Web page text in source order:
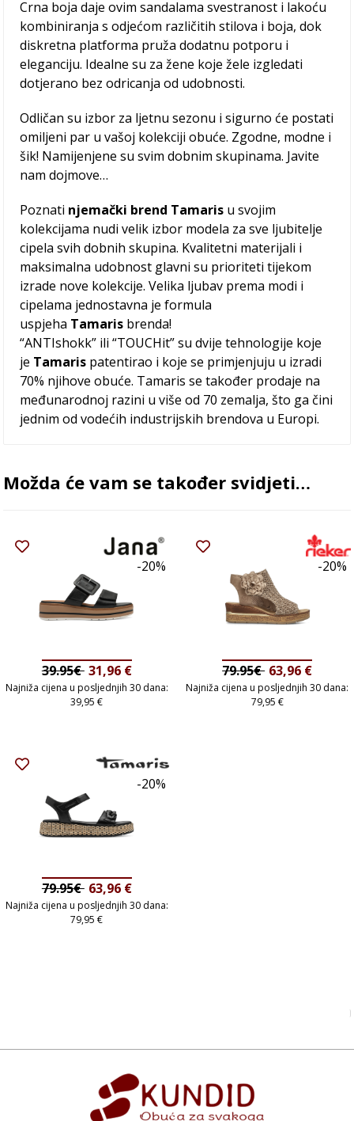
Crna boja daje ovim sandalama svestranost i lakoću
kombiniranja s odjećom različitih stilova i boja, dok
diskretna platforma pruža dodatnu potporu i
eleganciju. Idealne su za žene koje žele izgledati
dotjerano bez odricanja od udobnosti.
Odličan su izbor za ljetnu sezonu i sigurno će postati
omiljeni par u vašoj kolekciji obuće. Zgodne, modne i
šik! Namijenjene su svim dobnim skupinama. Javite
nam dojmove…
Poznati njemački brend Tamaris u svojim
kolekcijama nudi velik izbor modela za sve ljubitelje
cipela svih dobnih skupina. Kvalitetni materijali i
maksimalna udobnost glavni su prioriteti tijekom
izrade nove kolekcije. Velika ljubav prema modi i
cipelama jednostavna je formula
uspjeha Tamaris brenda!
“ANTIshokk” ili “TOUCHit” su dvije tehnologije koje
je Tamaris patentirao i koje se primjenjuju u izradi
70% njihove obuće. Tamaris se također prodaje na
međunarodnoj razini u više od 70 zemalja, što ga čini
jednim od vodećih industrijskih brendova u Europi.
Možda će vam se također svidjeti…
-20%
39.95€ 31,96 €
Najniža cijena u posljednjih 30 dana:
39,95€
-20%
79.95€ 63,96 €
Najniža cijena u posljednjih 30 dana:
79,95 €
-20%
79.95€ 63,96 €
Najniža cijena u posljednjih 30 dana:
79,95€